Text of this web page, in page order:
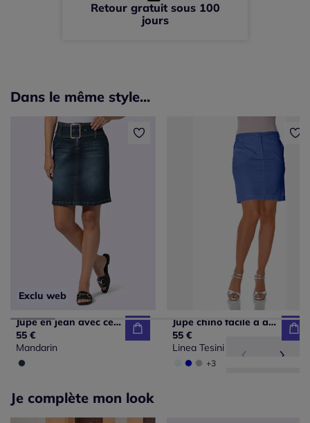
Retour gratuit sous 100
jours
Dans le même style...
Exclu web
Jupe en jean avec ceinture intégrée et zip.
55 €
Mandarin
Jupe chino facile à associer en coton délavé
55 €
Linea Tesini
+3
Je complète mon look